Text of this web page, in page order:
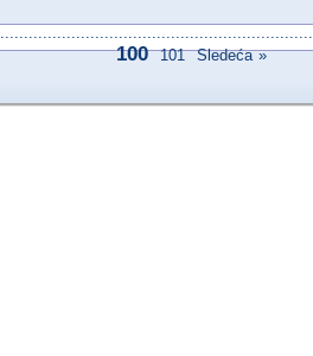
100 101 Sledeća »